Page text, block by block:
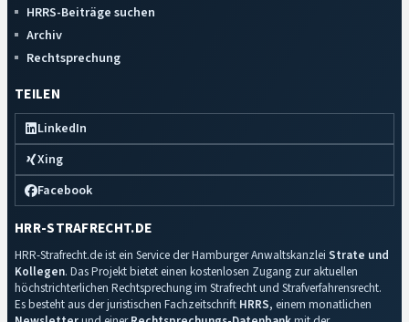
HRRS-Beiträge suchen
Archiv
Rechtsprechung
TEILEN
LinkedIn
Xing
Facebook
HRR-STRAFRECHT.DE
HRR-Strafrecht.de ist ein Service der Hamburger Anwaltskanzlei Strate und
Kollegen. Das Projekt bietet einen kostenlosen Zugang zur aktuellen
höchstrichterlichen Rechtsprechung im Strafrecht und Strafverfahrensrecht.
Es besteht aus der juristischen Fachzeitschrift HRRS, einem monatlichen